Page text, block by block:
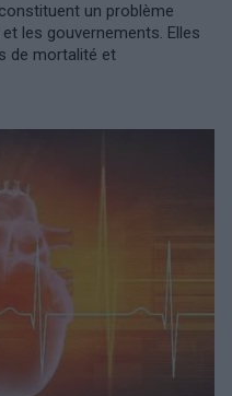
un problème
les gouvernements. Elles
de mortalité et